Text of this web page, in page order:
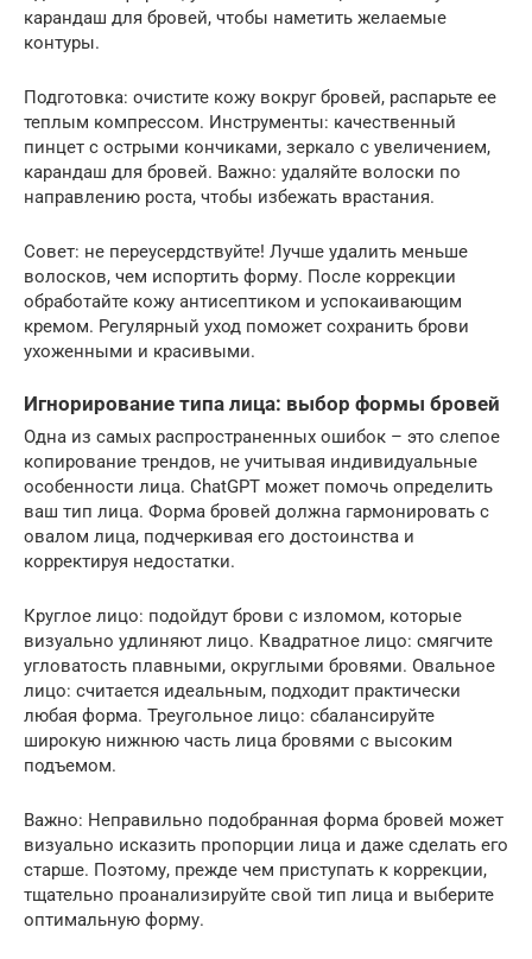
карандаш для бровей, чтобы наметить желаемые
контуры.
Подготовка: очистите кожу вокруг бровей, распарьте ее
теплым компрессом. Инструменты: качественный
пинцет с острыми кончиками, зеркало с увеличением,
карандаш для бровей. Важно: удаляйте волоски по
направлению роста, чтобы избежать врастания.
Совет: не переусердствуйте! Лучше удалить меньше
волосков, чем испортить форму. После коррекции
обработайте кожу антисептиком и успокаивающим
кремом. Регулярный уход поможет сохранить брови
ухоженными и красивыми.
Игнорирование типа лица: выбор формы бровей
Одна из самых распространенных ошибок – это слепое
копирование трендов, не учитывая индивидуальные
особенности лица. ChatGPT может помочь определить
ваш тип лица. Форма бровей должна гармонировать с
овалом лица, подчеркивая его достоинства и
корректируя недостатки.
Круглое лицо: подойдут брови с изломом, которые
визуально удлиняют лицо. Квадратное лицо: смягчите
угловатость плавными, округлыми бровями. Овальное
лицо: считается идеальным, подходит практически
любая форма. Треугольное лицо: сбалансируйте
широкую нижнюю часть лица бровями с высоким
подъемом.
Важно: Неправильно подобранная форма бровей может
визуально исказить пропорции лица и даже сделать его
старше. Поэтому, прежде чем приступать к коррекции,
тщательно проанализируйте свой тип лица и выберите
оптимальную форму.